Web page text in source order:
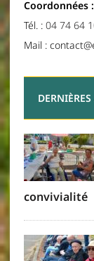
Coordonnées :
Tél. : 04 74 64
Mail :
convivialité